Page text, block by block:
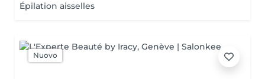
Épilation aisselles
Nuovo